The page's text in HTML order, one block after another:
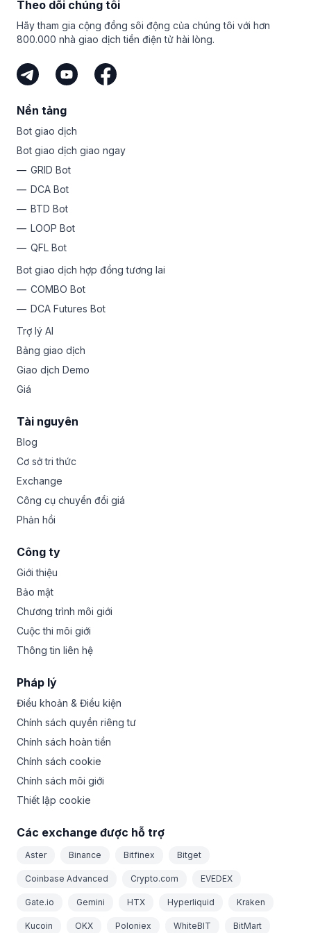
Bitsgap. Miễn là bạn có đối tượng mục tiêu và chia sẻ liên
kết duy nhất của mình, bạn có thể kiếm tiền với tư cách là
đơn vị tiếp thị liên kết của Bitsgap. Đó là cách dễ nhất để
kiếm tiền từ tiền mã hóa mà không phải mạo hiểm số tiền
của chính bạn.
Theo dõi chúng tôi
Hãy tham gia cộng đồng sôi động của chúng tôi với hơn
800.000 nhà giao dịch tiền điện tử hài lòng.
Nền tảng
Bot giao dịch
Bot giao dịch giao ngay
GRID Bot
DCA Bot
BTD Bot
LOOP Bot
QFL Bot
Bot giao dịch hợp đồng tương lai
COMBO Bot
DCA Futures Bot
Trợ lý AI
Bảng giao dịch
Giao dịch Demo
Giá
Tài nguyên
Blog
Cơ sở tri thức
Exchange
Công cụ chuyển đổi giá
Phản hồi
Công ty
Giới thiệu
Bảo mật
Chương trình môi giới
Cuộc thi môi giới
Thông tin liên hệ
Pháp lý
Điều khoản & Điều kiện
Chính sách quyền riêng tư
Chính sách hoàn tiền
Chính sách cookie
Chính sách môi giới
Thiết lập cookie
Các exchange được hỗ trợ
Aster Binance Bitfinex Bitget
Coinbase Advanced Crypto.com EVEDEX
Gate.io Gemini HTX Hyperliquid Kraken
Kucoin OKX Poloniex WhiteBIT BitMart